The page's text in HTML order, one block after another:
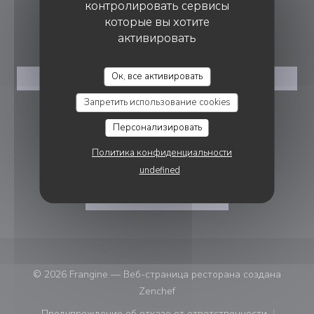
контролировать сервисы
которые вы хотите
активировать
Ок, все активировать
Запретить использование cookies
Персонализировать
Политика конфиденциальности
undefined
БРОНИРОВАНИЕ
ЗАБРОНИРОВАТЬ СТОЛИК
ПРИСОЕДИНЯЙТЕСЬ К НАМ
Facebook ((открывается в новом
Instagram ((открывается в
© 2026 Frangine — Веб-страница ресторана создана
Zenchef((открывается в новом окне))